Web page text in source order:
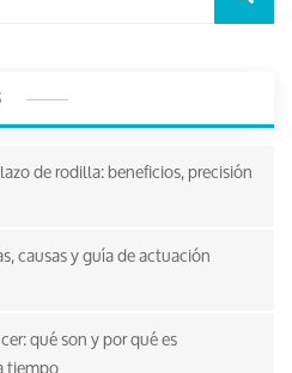
de rodilla: beneficios, precisión
causas y guía de actuación
qué son y por qué es